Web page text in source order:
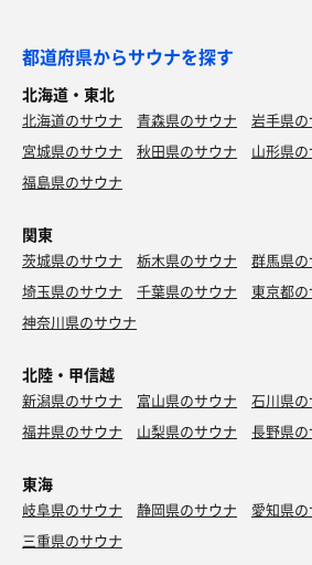
都道府県からサウナを探す
北海道・東北
北海道のサウナ 青森県のサウナ
岩手県
宮城県のサウナ
秋田県のサウナ
山形県
福島県のサウナ
関東
茨城県のサウナ 栃木県のサウナ
群馬県
埼玉県のサウナ
千葉県のサウナ
東京都
神奈川県のサウナ
北陸・甲信越
新潟県のサウナ 富山県のサウナ
石川県
福井県のサウナ
山梨県のサウナ 長野県
東海
岐阜県のサウナ 静岡県のサウナ
愛知県
三重県のサウナ